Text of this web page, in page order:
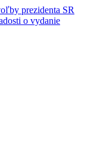
prezidenta SR
o vydanie